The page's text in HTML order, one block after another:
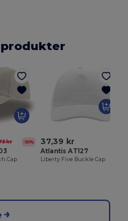
kr -50%
Cap
37,39 kr
Atlantis AT127
Liberty Five Buckle Cap